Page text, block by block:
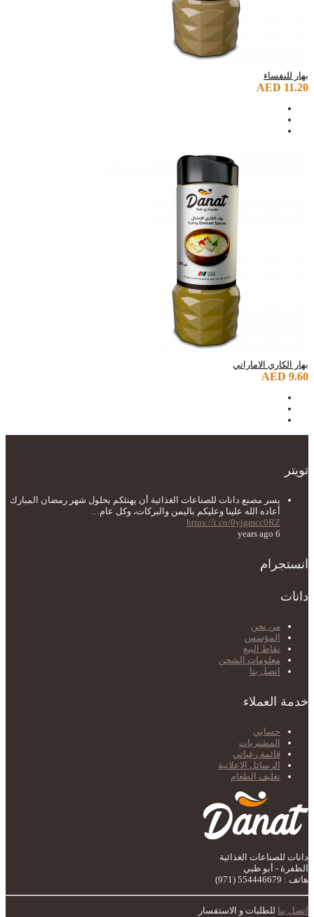
بهار للنفساء
AED 11.20
بهار الكاري الاماراتي
AED 9.60
تويتر
يسر مصنع دانات للصناعات الغذائية أن يهنئكم بحلول شهر رمضان المبارك
أعاده الله علينا وعليكم باليمن والبركات، وكل عام…
https://t.co/0yigmcc0RZ
6 years ago
انستجرام
دانات
من نحن
المؤسس
نقاط البيع
معلومات الشحن
اتصل بنا
خدمة العملاء
حسابي
المشتريات
قائمة رغباتي
الرسائل الاعلانية
تغليف الطعام
دانات للصناعات الغذائية
الظفرة - أبو ظبي
هاتف : 554446679 (971)
اتصل بنا للطلبات و الاستفسار